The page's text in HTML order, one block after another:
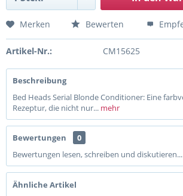
Merken Bewerten
Artikel-Nr.: CM15625
Beschreibung
Bed Heads Serial Blonde Conditioner: Eine
Rezeptur, die nicht nur... mehr
Bewertungen
0
Bewertungen lesen, schreiben und diskutieren...
Ähnliche Artikel